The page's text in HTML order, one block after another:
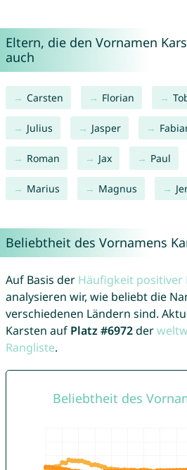
Eltern, die den Vornamen
auch
Carsten Florian
Julius Jasper
Roman Jax Paul
Marius Magnus
Beliebtheit des Vornamens
Auf Basis der Häufigkeit positiver
analysieren wir, wie beliebt die
verschiedenen Ländern sind.
Karsten auf Platz #6972der
Rangliste.